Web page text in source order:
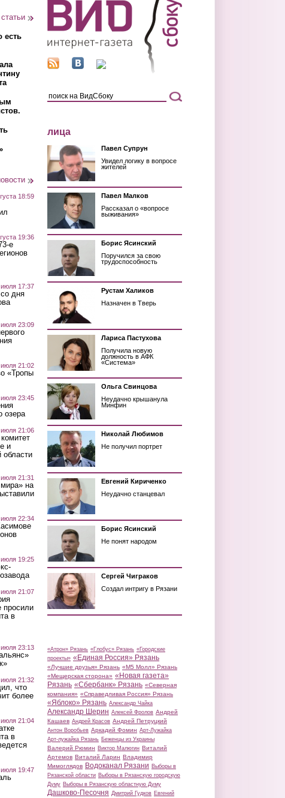
есть
18:59
19:36
е
17:37
дня
23:09
21:02
«Тропы
23:45
озера
21:06
и
области
21:31
на
22:34
19:25
21:07
просили
в
июля 23:13
июля 21:32
что
более
июля 21:04
в
июля 19:47
лица
Павел Супрун
Увидел логику в вопросе
жителей
Павел Малков
Рассказал о «вопросе
выживания»
Борис Ясинский
Поручился за свою
трудоспособность
Рустам Халиков
Назначен в Тверь
Лариса Пастухова
Получила новую
должность в АФК
«Система»
Ольга Свинцова
Неудачно крышанула
Минфин
Николай Любимов
Не получил портрет
Евгений Кириченко
Неудачно станцевал
Борис Ясинский
Не понят народом
Сергей Чиграков
Создал интригу в Рязани
«Атрон» Рязань «Глобус» Рязань «Городские
проекты» «Единая Россия» Рязань
«Лучшие друзья» Рязань «М5 Молл» Рязань
«Мещерская сторона» «Новая газета»
Рязань «Сбербанк» Рязань «Северная
компания» «Справедливая Россия» Рязань
«Яблоко» Рязань Александр Чайка
Александр Шерин Алексей Фролов Андрей
Кашаев Андрей Красов Андрей Петруцкий
Антон Воробьев Аркадий Фомин Арт-Лужайка
Арт-лужайка Рязань Беженцы из Украины
Валерий Рюмин Виктор Малюгин Виталий
Артемов Виталий Ларин Владимир
Мимоглядов Водоканал Рязани Выборы в
Рязанской области Выборы в Рязанскую городскую
Думу Выборы в Рязанскую областную Думу
Дашково-Песочня Дмитрий Гудков Евгений